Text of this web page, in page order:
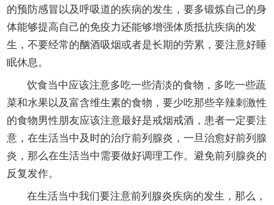
的预防感冒以及呼吸道的疾病的发生，要多锻炼自己的身
体能够提高自己的免疫力还能够增强体质抵抗疾病的发
生，不要经常的酗酒吸烟或者是长期的劳累，要注意好睡
眠休息。
饮食当中应该注意多吃一些清淡的食物，多吃一些蔬
菜和水果以及富含维生素的食物，要少吃那些辛辣刺激性
的食物男性朋友应该注意最好是戒烟戒酒，患者一定要注
意，在生活当中及时的治疗前列腺炎，一旦治愈好前列腺
炎，那么在生活当中需要做好调理工作。避免前列腺炎的
反复发作。
在生活当中我们要注意前列腺炎疾病的发生，那么，